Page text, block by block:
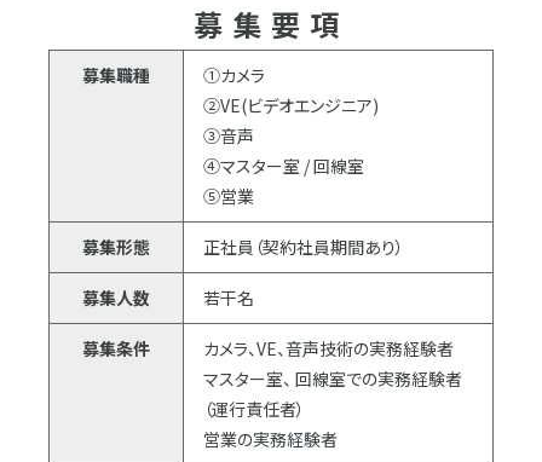
募集要項
募集職種
①カメラ
②VE(ビデオエンジニア)
③音声
④マスター室 / 回線室
⑤営業
募集形態 正社員（契約社員期間あり）
募集人数 若干名
募集条件
カメラ、VE、音声技術の実務経験者
マスター室、 回線室での実務経験者
（運行責任者）
営業の実務経験者